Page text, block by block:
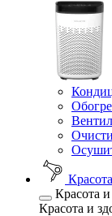
Красота
Красота и